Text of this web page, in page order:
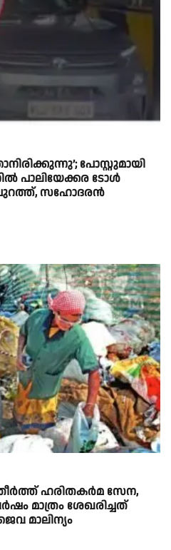
പോസ്റ്റുമായി
പാലിയേക്കര ടോൾ
പുറത്ത്, സഹോദരൻ
ഹരിതകര്‍മ സേന,
മാത്രം ശേഖരിച്ചത്
മാലിന്യം